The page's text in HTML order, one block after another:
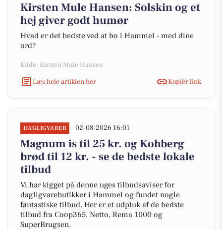
Kirsten Mule Hansen: Solskin og et
hej giver godt humør
Hvad er det bedste ved at bo i Hammel - med dine
ord?
Kilde: Kirsten Mule Hansen
Læs hele artiklen her
Kopiér link
DAGLIGVARER 02-08-2026 16:01
Magnum is til 25 kr. og Kohberg
brød til 12 kr. - se de bedste lokale
tilbud
Vi har kigget på denne uges tilbudsaviser for
dagligvarebutikker i Hammel og fundet nogle
fantastiske tilbud. Her er et udpluk af de bedste
tilbud fra Coop365, Netto, Rema 1000 og
SuperBrugsen.